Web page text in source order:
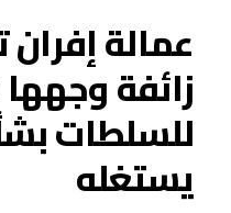
عمالة
زائفة
للسلطات
يستغله